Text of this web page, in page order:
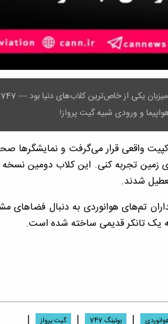
واقعی قرار می‌گرفت و نمایشگرها
یک تانکر قدیمی ساخته شده است.
| بوئینگ 747 | گیت پرواز
|